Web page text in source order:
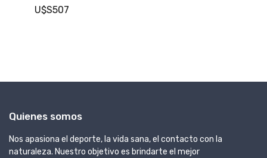
U$S507
Quienes somos
Nos apasiona el deporte, la vida sana, el contacto con la
naturaleza. Nuestro objetivo es brindarte el mejor